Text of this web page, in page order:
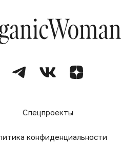
Спецпроекты
конфиденциальности